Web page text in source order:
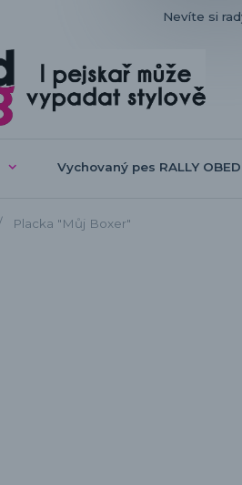
Nevíte si
Vychovaný pes RALLY
Placka "Můj Boxer"